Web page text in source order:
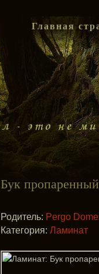
Главная
Бук пропаренный
Родитель: Pergo
Категория: Ламинат